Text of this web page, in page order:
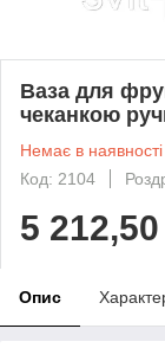
Ваза для
чеканкою
Немає в наявності
Код: 2104
5 212,50
Опис